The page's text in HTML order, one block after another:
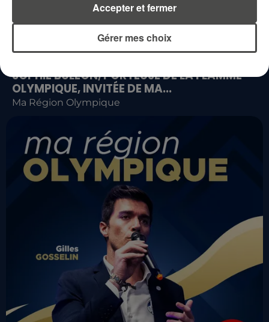
SOPHIE BULÉON, PORTEUSE DE LA FLAMME
OLYMPIQUE, INVITÉE DE MA...
Ma Région Olympique
Gérer mes choix
Accepter et fermer